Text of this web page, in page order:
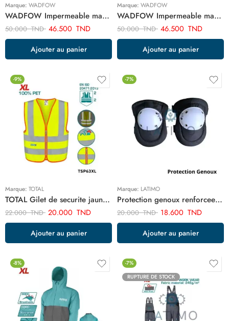
Marque: WADFOW
WADFOW Impermeable manteau xl WRC20XL
50.000TND 46.500 TND
Ajouter au panier
Marque: WADFOW
WADFOW Impermeable manteau xxl WRC2XXL
50.000TND 46.500 TND
Ajouter au panier
-9%
Marque: TOTAL
TOTAL Gilet de securite jaune TSP63XL
22.000TND 20.000 TND
Ajouter au panier
-7%
Marque: LATIMO
Protection genoux renforcee ART02431
20.000TND 18.600 TND
Ajouter au panier
-8%
-7%
RUPTURE DE STOCK